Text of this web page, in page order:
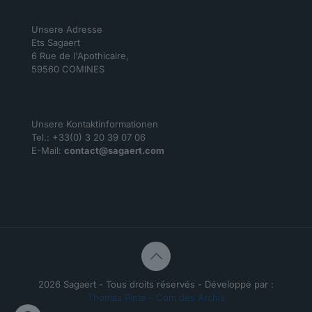
Unsere Adresse
Ets Sagaert
6 Rue de l'Apothicaire,
59560 COMINES
Unsere Kontaktinformationen
Tel.: +33(0) 3 20 39 07 06
E-Mail: contact@sagaert.com
2026 Sagaert - Tous droits réservés - Développé par :
Thomas Pinte - Com des Archis